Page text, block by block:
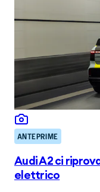
ANTEPRIME
Audi A2 ci
elettrico